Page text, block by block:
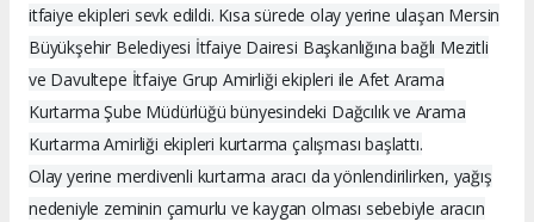
itfaiye ekipleri sevk edildi. Kısa sürede olay yerine ulaşan Mersin
Büyükşehir Belediyesi İtfaiye Dairesi Başkanlığına bağlı Mezitli
ve Davultepe İtfaiye Grup Amirliği ekipleri ile Afet Arama
Kurtarma Şube Müdürlüğü bünyesindeki Dağcılık ve Arama
Kurtarma Amirliği ekipleri kurtarma çalışması başlattı.
Olay yerine merdivenli kurtarma aracı da yönlendirilirken, yağış
nedeniyle zeminin çamurlu ve kaygan olması sebebiyle aracın